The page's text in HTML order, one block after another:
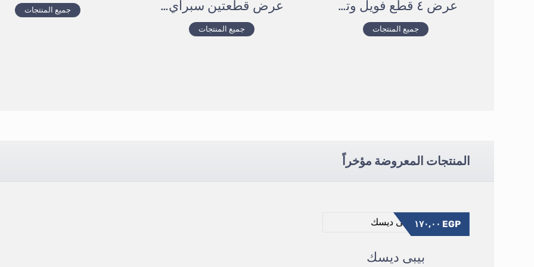
عرض ٤ قطع فويل وتربرووف عازل للحرارة
جميع المنتجات
عرض قطعتين سبراي تجديد تابلوه السيارة
جميع المنتجات
جميع المنتجات
المنتجات المعروضة مؤخراً
بيبى ديسك
EGP